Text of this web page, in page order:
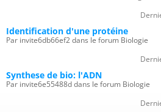
Identification d'une protéine
Par invite6db66ef2 dans le forum Biologie
Synthese de bio: l'ADN
Par invite6e55488d dans le forum Biologie